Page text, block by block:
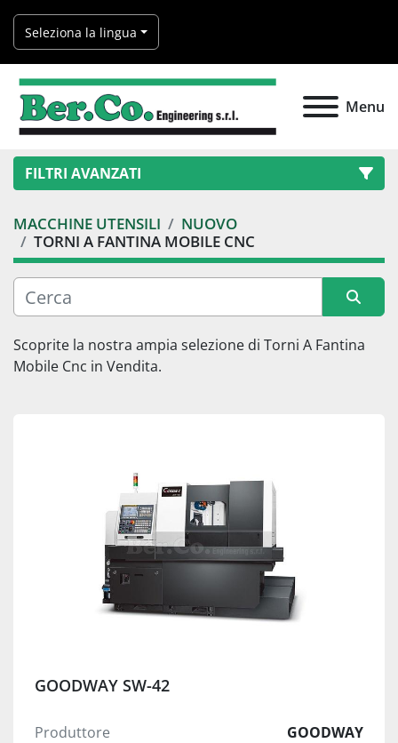
Seleziona la lingua
Menu
FILTRI AVANZATI
Categoria
Produttore
Modello
MACCHINE UTENSILI
NUOVO
TORNI A FANTINA MOBILE CNC
Ordina per
Scoprite la nostra ampia selezione di Torni A Fantina
Mobile Cnc in Vendita.
GOODWAY SW-42
Produttore
GOODWAY